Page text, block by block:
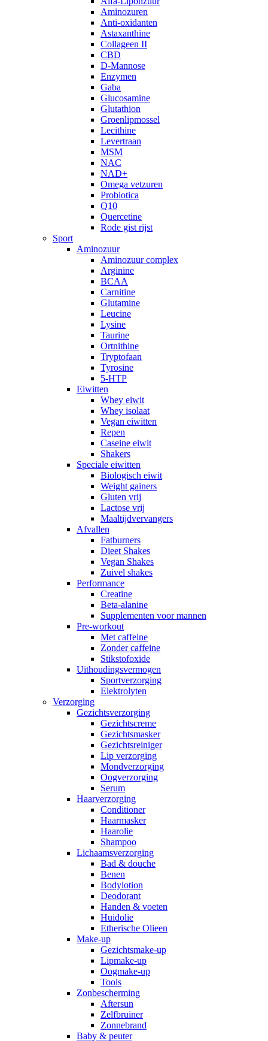
Aminozuren
Anti-oxidanten
Astaxanthine
Collageen II
CBD
D-Mannose
Enzymen
Gaba
Glucosamine
Glutathion
Groenlipmossel
Lecithine
Levertraan
MSM
NAC
NAD+
Omega vetzuren
Probiotica
Q10
Quercetine
Rode gist rijst
Sport
Aminozuur
Aminozuur complex
Arginine
BCAA
Carnitine
Glutamine
Leucine
Lysine
Taurine
Ortnithine
Tryptofaan
Tyrosine
5-HTP
Eiwitten
Whey eiwit
Whey isolaat
Vegan eiwitten
Repen
Caseine eiwit
Shakers
Speciale eiwitten
Biologisch eiwit
Weight gainers
Gluten vrij
Lactose vrij
Maaltijdvervangers
Afvallen
Fatburners
Dieet Shakes
Vegan Shakes
Zuivel shakes
Performance
Creatine
Beta-alanine
Supplementen voor mannen
Pre-workout
Met caffeine
Zonder caffeine
Stikstofoxide
Uithoudingsvermogen
Sportverzorging
Elektrolyten
Verzorging
Gezichtsverzorging
Gezichtscreme
Gezichtsmasker
Gezichtsreiniger
Lip verzorging
Mondverzorging
Oogverzorging
Serum
Haarverzorging
Conditioner
Haarmasker
Haarolie
Shampoo
Lichaamsverzorging
Bad & douche
Benen
Bodylotion
Deodorant
Handen & voeten
Huidolie
Etherische Olieen
Make-up
Gezichtsmake-up
Lipmake-up
Oogmake-up
Tools
Zonbescherming
Aftersun
Zelfbruiner
Zonnebrand
Baby & peuter